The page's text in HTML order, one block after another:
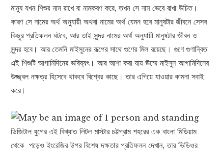
মানুষ যখন শিশুর নাম রাখে বা নামকরণ করে, তখন সে নাম ভেবে রাখা উচিত।
কারণ সে নামের অর্থ অনুযায়ী অথবা নামের অর্থ যেমন হবে মানুষটার জীবনে সেসব
কিছুর প্রতিফলন ঘটবে, আর তাই সুন্দর নামের অর্থ অনুযায়ী মানুষটার জীবন ও
সুন্দর হবে। আর তেমনি মাইসুনের রূপের সাথে গুণের মিল রয়েছে। গুণে গুণান্বিত
এই শিশুটি আগামিদিনের ভবিষ্যৎ। আর আশা করা যায় ঊম্মে মাইসুন আগামিদিনের
উজ্জ্বল নক্ষত্র হিসেবে থাকবে বিশ্বের কাছে। তার এগিয়ে যাওয়ার কামনা সবাই
করে।
ডিজিটাল যুগের এই বিখ্যাত লিটল মাস্টার চট্টগ্রাম শহরের এক বাংলা মিডিয়াম
থেকে পড়েও ইংরেজির উপর বিশেষ দক্ষতার প্রতিফলন দেখান, তার ভিডিওর